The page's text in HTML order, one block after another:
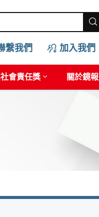
繫我們 加入我們
會責任獎 關於鏡報